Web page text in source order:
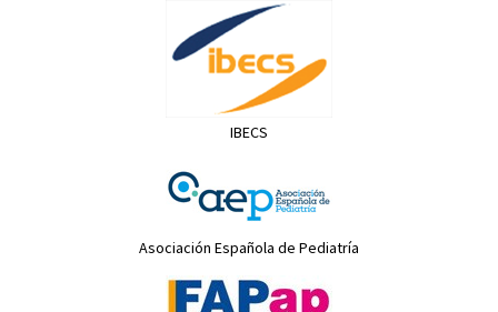
IBECS
Asociación Española de Pediatría